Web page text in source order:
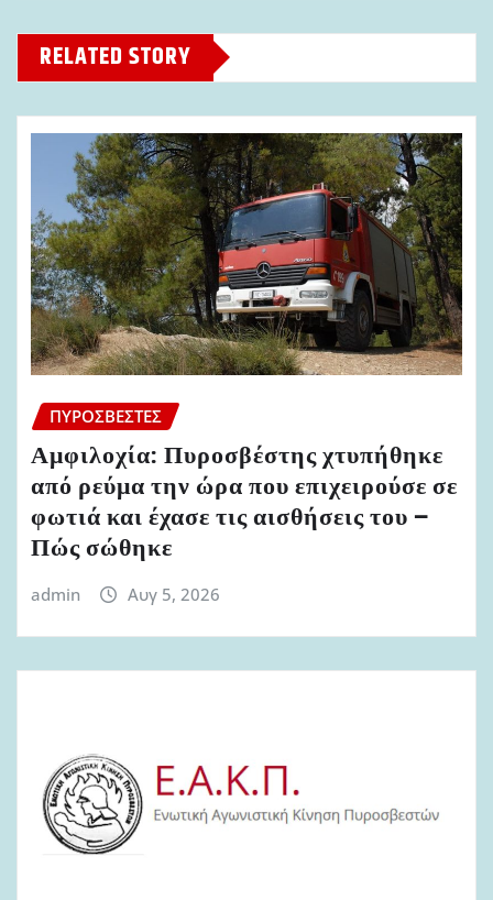
RELATED STORY
ΠΥΡΟΣΒΈΣΤΕΣ
Αμφιλοχία: Πυροσβέστης χτυπήθηκε
από ρεύμα την ώρα που επιχειρούσε σε
φωτιά και έχασε τις αισθήσεις του –
Πώς σώθηκε
admin Αυγ 5, 2026